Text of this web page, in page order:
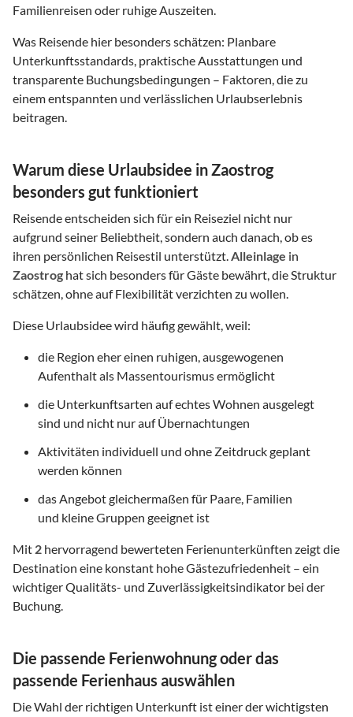
Familienreisen oder ruhige Auszeiten.
Was Reisende hier besonders schätzen: Planbare
Unterkunftsstandards, praktische Ausstattungen und
transparente Buchungsbedingungen – Faktoren, die zu
einem entspannten und verlässlichen Urlaubserlebnis
beitragen.
Warum diese Urlaubsidee in Zaostrog
besonders gut funktioniert
Reisende entscheiden sich für ein Reiseziel nicht nur
aufgrund seiner Beliebtheit, sondern auch danach, ob es
ihren persönlichen Reisestil unterstützt.Alleinlage in
Zaostrog hat sich besonders für Gäste bewährt, die Struktur
schätzen, ohne auf Flexibilität verzichten zu wollen.
Diese Urlaubsidee wird häufig gewählt, weil:
die Region eher einen ruhigen, ausgewogenen
Aufenthalt als Massentourismus ermöglicht
die Unterkunftsarten auf echtes Wohnen ausgelegt
sind und nicht nur auf Übernachtungen
Aktivitäten individuell und ohne Zeitdruck geplant
werden können
das Angebot gleichermaßen für Paare, Familien
und kleine Gruppen geeignet ist
Mit 2 hervorragend bewerteten Ferienunterkünften zeigt die
Destination eine konstant hohe Gästezufriedenheit – ein
wichtiger Qualitäts- und Zuverlässigkeitsindikator bei der
Buchung.
Die passende Ferienwohnung oder das
passende Ferienhaus auswählen
Die Wahl der richtigen Unterkunft ist einer der wichtigsten